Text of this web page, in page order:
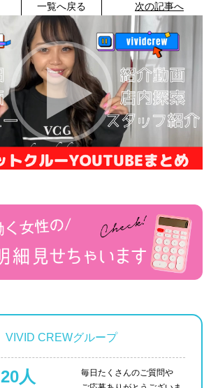
一覧へ戻る 次の記事へ
VIVID CREWグループ
20人
毎日たくさんのご質問や